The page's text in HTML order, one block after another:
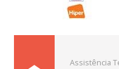
Assistência